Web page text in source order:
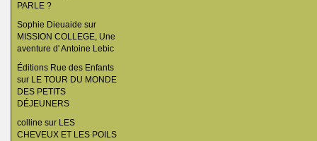
PARLE ?
Sophie Dieuaide sur
MISSION COLLEGE, Une
aventure d' Antoine Lebic
Éditions Rue des Enfants
sur LE TOUR DU MONDE
DES PETITS
DÉJEUNERS
colline sur LES
CHEVEUX ET LES POILS